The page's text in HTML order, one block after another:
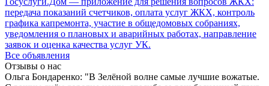
передача показаний счетчиков, оплата услуг ЖКХ, контроль
графика капремонта, участие в общедомовых собраниях,
уведомления о плановых и аварийных работах, направление
заявок и оценка качества услуг УК.
Все объявления
Отзывы о нас
Ольга Бондаренко: "В Зелёной волне самые лучшие вожатые.